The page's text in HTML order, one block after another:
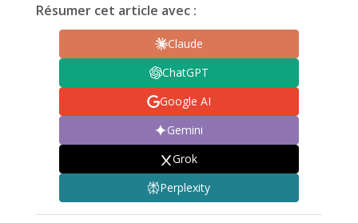
Résumer cet article avec :
Claude
ChatGPT
Google AI
Gemini
Grok
Perplexity